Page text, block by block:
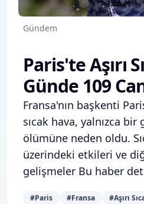
Gündem
Paris'te Aşırı
Günde 109
Fransa'nın başkenti
sıcak hava, yalnızca
ölümüne neden oldu.
üzerindeki etkileri ve
gelişmeler Bu haber
#Paris #Fransa #Aşırı